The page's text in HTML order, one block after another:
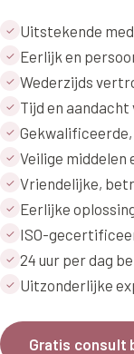
✓ Uitstekende
✓ Eerlijk en
✓ Wederzijds
✓ Tijd en
✓
✓ Veilige middelen
✓ Vriendelijke,
✓ Eerlijke
✓ ISO-
✓ 24 uur per dag
✓ Uitzonderlijke
Gratis consult